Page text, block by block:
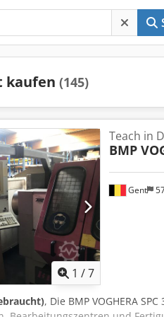
kaufen (145)
1 /7
Gent
Teach in
BMP
, Die BMP VOGHERA